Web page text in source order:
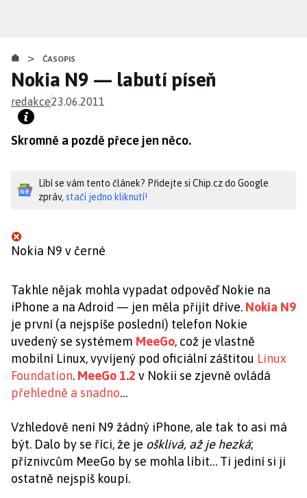
obsahu
> ČASOPIS
Nokia N9 — labutí píseň
redakce23.06.2011
Skromně a pozdě přece jen něco.
Líbí se vám tento článek? Přidejte si Chip.cz do Google
zpráv, stačí jedno kliknutí!
Nokia N9 v černé
Takhle nějak mohla vypadat odpověď Nokie na
iPhone a na Adroid — jen měla přijít dříve. Nokia N9
je první (a nejspíše poslední) telefon Nokie
uvedený se systémem MeeGo, což je vlastně
mobilní Linux, vyvíjený pod oficiální záštitou Linux
Foundation. MeeGo 1.2 v Nokii se zjevně ovládá
přehledně a snadno…
Vzhledově není N9 žádný iPhone, ale tak to asi má
být. Dalo by se říci, že je ošklivá, až je hezká;
příznivcům MeeGo by se mohla líbit… Ti jediní si ji
ostatně nejspíš koupí.